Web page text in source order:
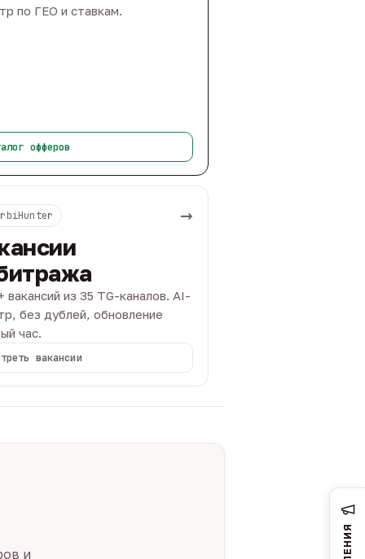
по ГЕО и ставкам.
офферов
→
вакансий из 35 TG-каналов. AI-
без дублей, обновление
час.
вакансии
и